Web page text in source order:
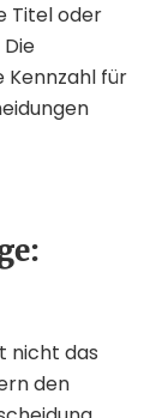
Titel oder
für
nicht das
den